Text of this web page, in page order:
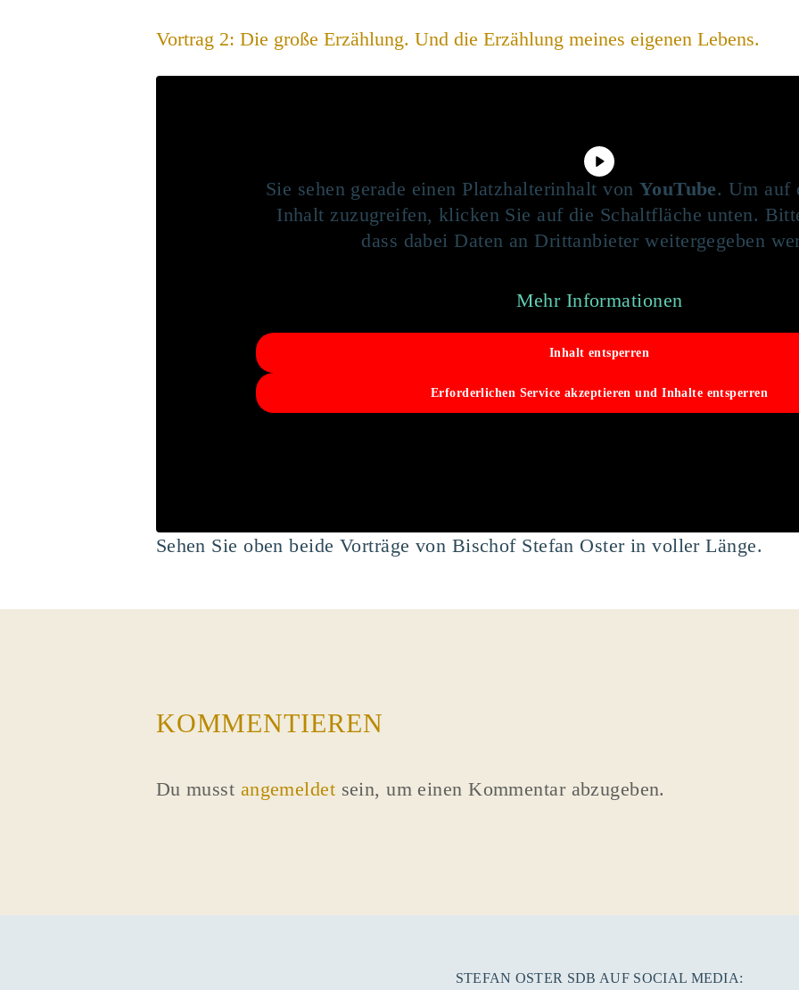
Vortrag 2: Die große Erzählung. Und die Erzählung meines eigenen Lebens.
Sie sehen gerade einen Platzhalterinhalt von YouTube. Um auf
Inhalt zuzugreifen, klicken Sie auf die Schaltfläche unten.
dass dabei Daten an Drittanbieter weitergegeben
Mehr Informationen
Inhalt entsperren
Erforderlichen Service akzeptieren und Inhalte entsperren
Sehen Sie oben beide Vorträge von Bischof Stefan Oster in voller Länge.
KOMMENTIEREN
Du musst angemeldet sein, um einen Kommentar abzugeben.
STEFAN OSTER SDB AUF SOCIAL MEDIA: